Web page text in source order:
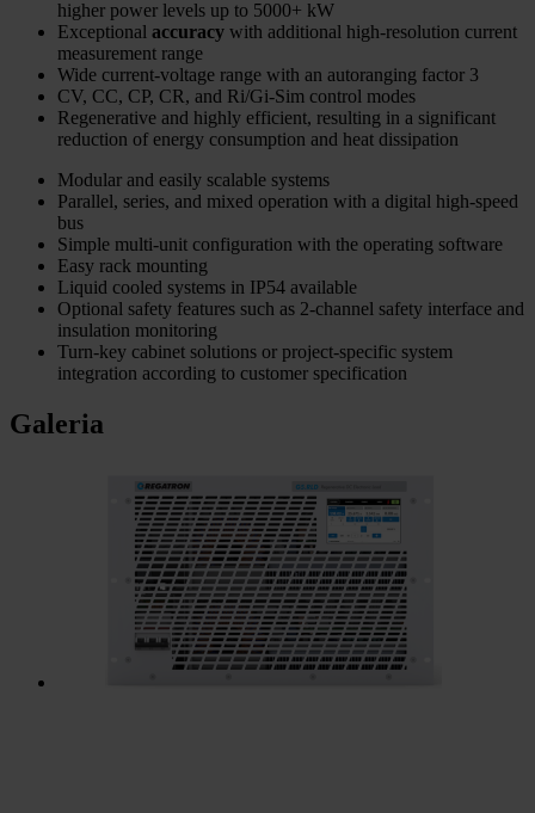
higher power levels up to 5000+ kW
Exceptional accuracy with additional high-resolution current
measurement range
Wide current-voltage range with an autoranging factor 3
CV, CC, CP, CR, and Ri/Gi-Sim control modes
Regenerative and highly efficient, resulting in a significant
reduction of energy consumption and heat dissipation
Modular and easily scalable systems
Parallel, series, and mixed operation with a digital high-speed
bus
Simple multi-unit configuration with the operating software
Easy rack mounting
Liquid cooled systems in IP54 available
Optional safety features such as 2-channel safety interface and
insulation monitoring
Turn-key cabinet solutions or project-specific system
integration according to customer specification
Galeria